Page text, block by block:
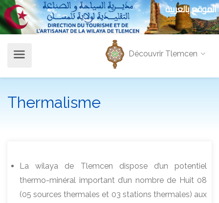
الموقع بالعربية
Découvrir Tlemcen
Thermalisme
La wilaya de Tlemcen dispose d’un potentiel
thermo-minéral important d’un nombre de Huit 08
(05 sources thermales et 03 stations thermales) aux